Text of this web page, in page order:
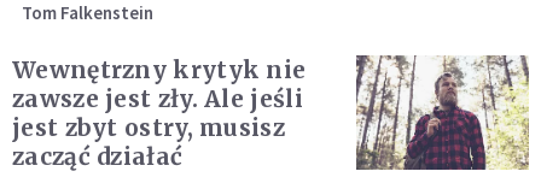
Tom Falkenstein
Wewnętrzny krytyk nie
zawsze jest zły. Ale jeśli
jest zbyt ostry, musisz
zacząć działać